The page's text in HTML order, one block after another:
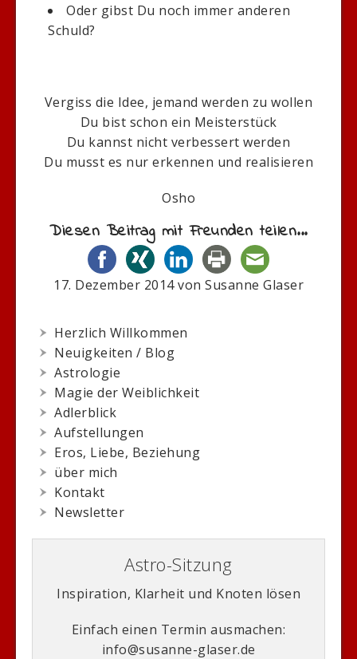
Oder gibst Du noch immer anderen
Schuld?
Vergiss die Idee, jemand werden zu wollen
Du bist schon ein Meisterstück
Du kannst nicht verbessert werden
Du musst es nur erkennen und realisieren
Osho
Diesen Beitrag mit Freunden teilen...
17. Dezember 2014 von Susanne Glaser
Herzlich Willkommen
Neuigkeiten / Blog
Astrologie
Magie der Weiblichkeit
Adlerblick
Aufstellungen
Eros, Liebe, Beziehung
über mich
Kontakt
Newsletter
Astro-Sitzung
Inspiration, Klarheit und Knoten lösen
Einfach einen Termin ausmachen:
info@susanne-glaser.de